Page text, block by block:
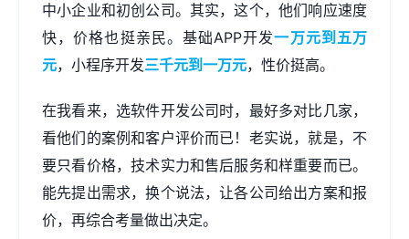
中小企业和初创公司。其实，这个，他们响应速度
快，价格也挺亲民。基础APP开发一万元到五万
元，小程序开发三千元到一万元，性价挺高。
在我看来，选软件开发公司时，最好多对比几家，
看他们的案例和客户评价而已！老实说，就是，不
要只看价格，技术实力和售后服务和样重要而已。
能先提出需求，换个说法，让各公司给出方案和报
价，再综合考量做出决定。